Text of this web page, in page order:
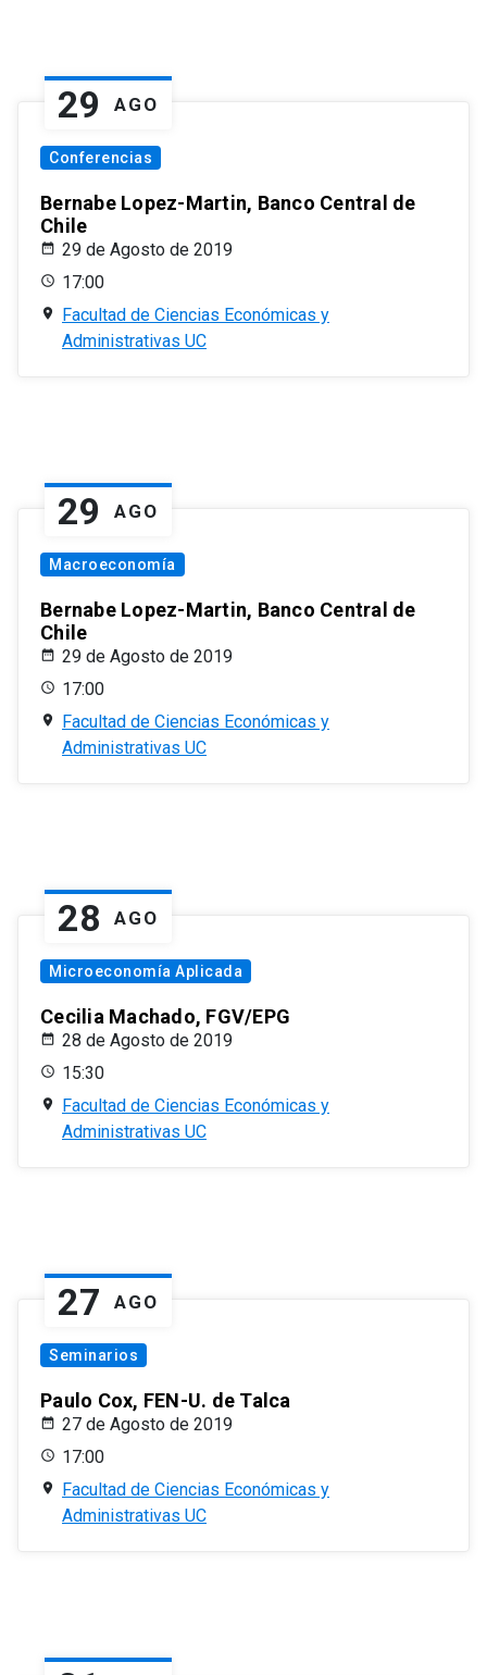
29 AGO
Conferencias
Bernabe Lopez-Martin, Banco Central de
Chile
29 de Agosto de 2019
17:00
Facultad de Ciencias Económicas y
Administrativas UC
29 AGO
Macroeconomía
Bernabe Lopez-Martin, Banco Central de
Chile
29 de Agosto de 2019
17:00
Facultad de Ciencias Económicas y
Administrativas UC
28 AGO
Microeconomía Aplicada
Cecilia Machado, FGV/EPG
28 de Agosto de 2019
15:30
Facultad de Ciencias Económicas y
Administrativas UC
27 AGO
Seminarios
Paulo Cox, FEN-U. de Talca
27 de Agosto de 2019
17:00
Facultad de Ciencias Económicas y
Administrativas UC